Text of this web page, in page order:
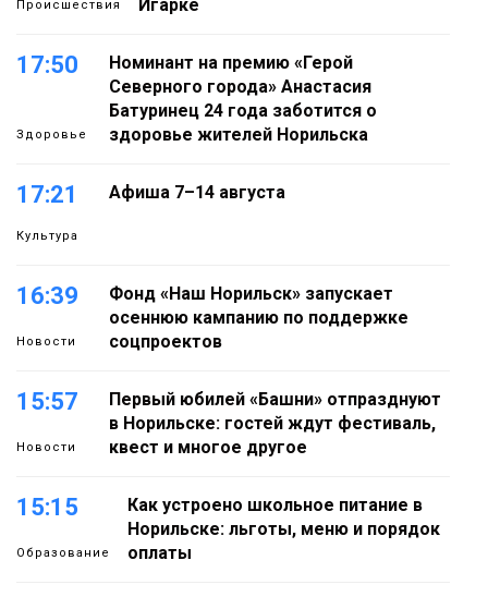
Происшествия Игарке
17:50
Здоровье
Номинант на премию «Герой
Северного города» Анастасия
Батуринец 24 года заботится о
здоровье жителей Норильска
17:21
Культура
Афиша 7–14 августа
16:39
Новости
Фонд «Наш Норильск» запускает
осеннюю кампанию по поддержке
соцпроектов
15:57
Новости
Первый юбилей «Башни» отпразднуют
в Норильске: гостей ждут фестиваль,
квест и многое другое
15:15
Образование
Как устроено школьное питание в
Норильске: льготы, меню и порядок
оплаты